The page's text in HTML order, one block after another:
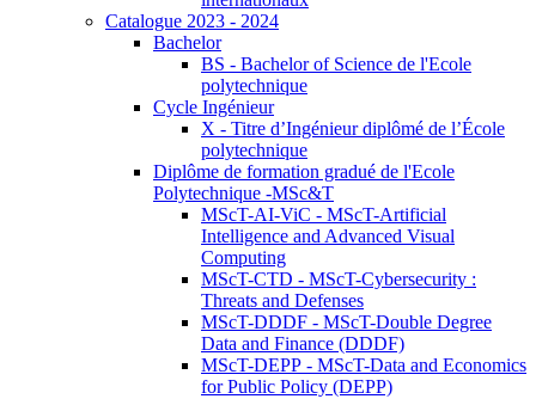
Catalogue 2023 - 2024
Bachelor
BS - Bachelor of Science de l'Ecole
polytechnique
Cycle Ingénieur
X - Titre d’Ingénieur diplômé de l’École
polytechnique
Diplôme de formation gradué de l'Ecole
Polytechnique -MSc&T
MScT-AI-ViC - MScT-Artificial
Intelligence and Advanced Visual
Computing
MScT-CTD - MScT-Cybersecurity :
Threats and Defenses
MScT-DDDF - MScT-Double Degree
Data and Finance (DDDF)
MScT-DEPP - MScT-Data and Economics
for Public Policy (DEPP)